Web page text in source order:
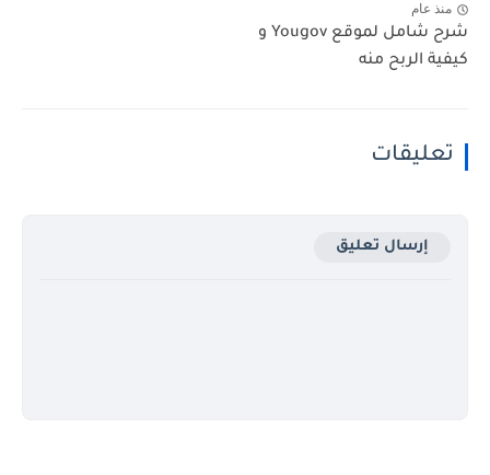
منذ عام
شرح شامل لموقع Yougov و
كيفية الربح منه
تعليقات
إرسال تعليق